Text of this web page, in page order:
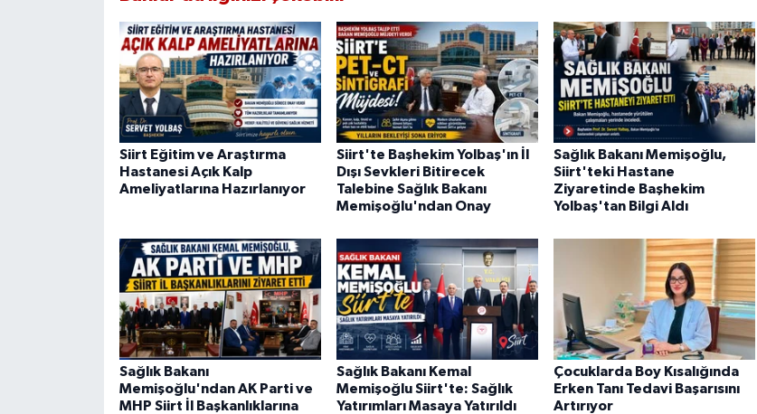
Siirt Eğitim ve Araştırma
Hastanesi Açık Kalp
Ameliyatlarına Hazırlanıyor
Siirt'te Başhekim Yolbaş'ın İl
Dışı Sevkleri Bitirecek
Talebine Sağlık Bakanı
Memişoğlu'ndan Onay
Sağlık Bakanı Memişoğlu,
Siirt'teki Hastane
Ziyaretinde Başhekim
Yolbaş'tan Bilgi Aldı
Sağlık Bakanı
Memişoğlu'ndan AK Parti ve
MHP Siirt İl Başkanlıklarına
Sağlık Bakanı Kemal
Memişoğlu Siirt'te: Sağlık
Yatırımları Masaya Yatırıldı
Çocuklarda Boy Kısalığında
Erken Tanı Tedavi Başarısını
Artırıyor